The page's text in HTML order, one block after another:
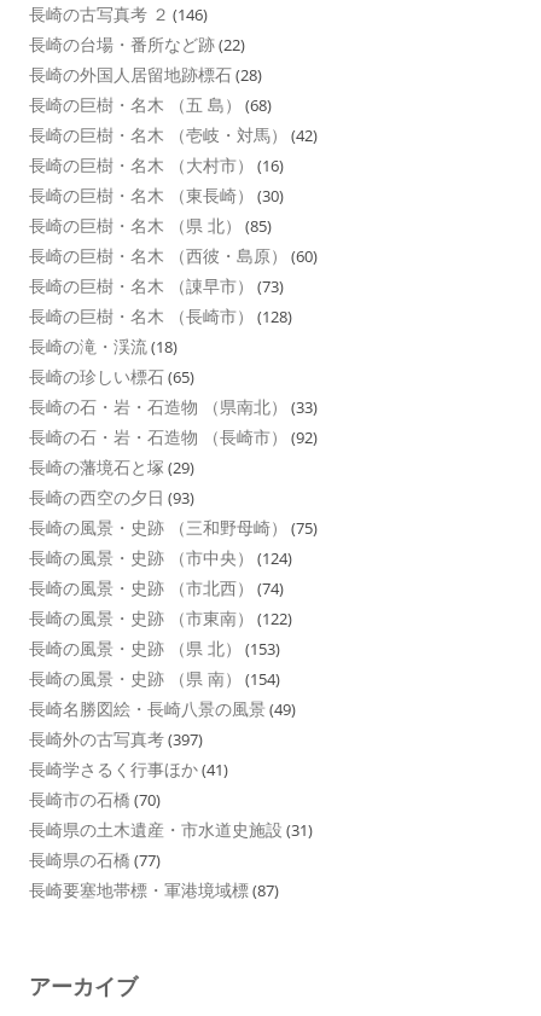
長崎の古写真考 ２ (146)
長崎の台場・番所など跡(22)
長崎の外国人居留地跡標石(28)
長崎の巨樹・名木 （五 島） (68)
長崎の巨樹・名木 （壱岐・対馬） (42)
長崎の巨樹・名木 （大村市） (16)
長崎の巨樹・名木 （東長崎） (30)
長崎の巨樹・名木 （県 北） (85)
長崎の巨樹・名木 （西彼・島原） (60)
長崎の巨樹・名木 （諌早市） (73)
長崎の巨樹・名木 （長崎市） (128)
長崎の滝・渓流(18)
長崎の珍しい標石(65)
長崎の石・岩・石造物 （県南北） (33)
長崎の石・岩・石造物 （長崎市） (92)
長崎の藩境石と塚 (29)
長崎の西空の夕日 (93)
長崎の風景・史跡 （三和野母崎） (75)
長崎の風景・史跡 （市中央） (124)
長崎の風景・史跡 （市北西） (74)
長崎の風景・史跡 （市東南） (122)
長崎の風景・史跡 （県 北） (153)
長崎の風景・史跡 （県 南） (154)
長崎名勝図絵・長崎八景の風景 (49)
長崎外の古写真考(397)
長崎学さるく行事ほか(41)
長崎市の石橋 (70)
長崎県の土木遺産・市水道史施設 (31)
長崎県の石橋 (77)
長崎要塞地帯標・軍港境域標(87)
アーカイブ